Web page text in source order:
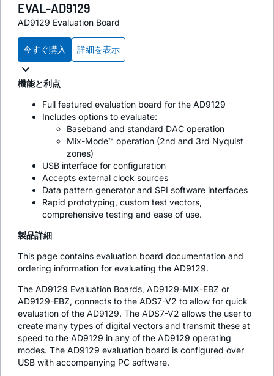
EVAL-AD9129
AD9129 Evaluation Board
今すぐ購入 詳細を表示
機能と利点
Full featured evaluation board for the AD9129
Includes options to evaluate:
Baseband and standard DAC operation
Mix-Mode™ operation (2nd and 3rd Nyquist
zones)
USB interface for configuration
Accepts external clock sources
Data pattern generator and SPI software interfaces
Rapid prototyping, custom test vectors,
comprehensive testing and ease of use.
製品詳細
This page contains evaluation board documentation and
ordering information for evaluating the AD9129.
The AD9129 Evaluation Boards, AD9129-MIX-EBZ or
AD9129-EBZ, connects to the ADS7-V2 to allow for quick
evaluation of the AD9129. The ADS7-V2 allows the user to
create many types of digital vectors and transmit these at
speed to the AD9129 in any of the AD9129 operating
modes. The AD9129 evaluation board is configured over
USB with accompanying PC software.